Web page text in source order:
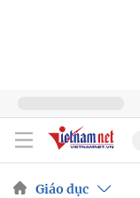
Giáo dục